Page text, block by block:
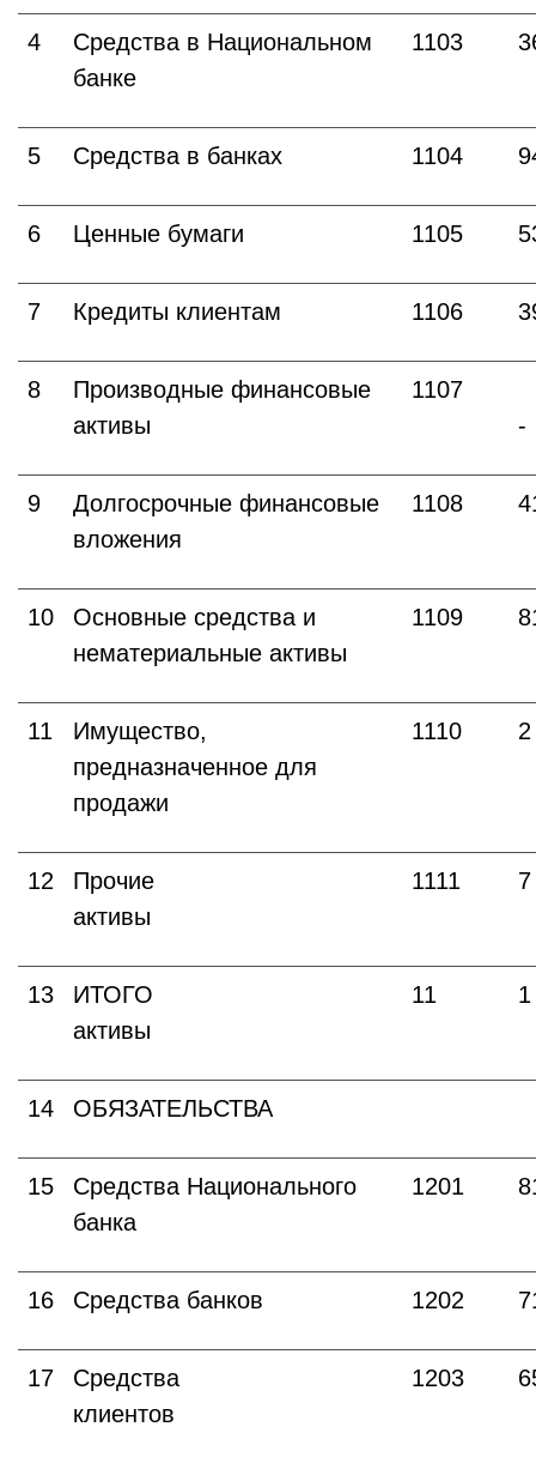
4
Средства в Национальном
банке
1103
5 Средства в банках 1104
6 Ценные бумаги 1105
7 Кредиты клиентам 1106
8
Производные финансовые
активы
1107
-
9
Долгосрочные финансовые
вложения
1108
10
Основные средства и
нематериальные активы
1109
11
Имущество,
предназначенное для
продажи
1110
12
Прочие
активы
1111
13
ИТОГО
активы
11
14 ОБЯЗАТЕЛЬСТВА
15
Средства Национального
банка
1201
16 Средства банков 1202
17
Средства
клиентов
1203